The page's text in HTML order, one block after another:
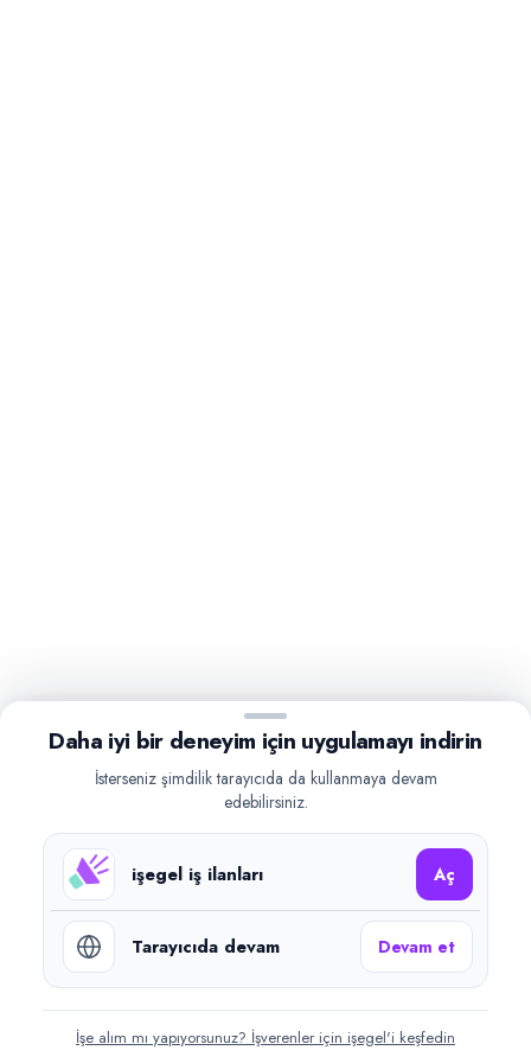
Daha iyi bir deneyim için uygulamayı indirin
İsterseniz şimdilik tarayıcıda da kullanmaya devam
edebilirsiniz.
işegel iş ilanları Aç
Tarayıcıda devam Devam et
İşe alım mı yapıyorsunuz? İşverenler için işegel'i keşfedin